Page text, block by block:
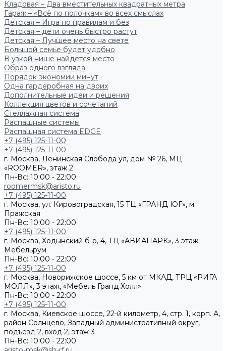
Кладовая – Два вместительных квадратных метра
Гараж – «Всё по полочкам» во всех смыслах
Детская – Игра по правилам и без
Детская – дети очень быстро растут
Детская – Лучшее место на свете
Большой семье будет удобно
В узкой нише найдется место
Образ одного взгляда
Порядок экономии минут
Одна гардеробная на двоих
Дополнительные идеи и решения
Коллекция цветов и сочетаний
Стеллажная система
Распашные системы
Распашная система EDGE
+7 (495) 125-11-00
+7 (495) 125-11-00
г. Москва, Ленинская Слобода ул, дом № 26, МЦ
«ROOMER», этаж 2
Пн-Вс: 10:00 - 22:00
roomermsk@aristo.ru
+7 (495) 125-11-00
г. Москва, ул. Кировоградская, 15 ТЦ «ГРАНД ЮГ», м.
Пражская
Пн-Вс: 10:00 - 22:00
+7 (495) 125-11-00
г. Москва, Ходынский б-р, 4, ТЦ «АВИАПАРК», 3 этаж
Мебельрум
Пн-Вс: 10:00 - 22:00
+7 (495) 125-11-00
г. Москва, Новорижское шоссе, 5 км от МКАД, ТРЦ «РИГА
МОЛЛ», 3 этаж, «Мебель Гранд Холл»
Пн-Вс: 10:00 - 22:00
+7 (495) 125-11-00
г. Москва, Киевское шоссе, 22-й километр, 4, стр. 1, корп. А,
район Солнцево, Западный административный округ,
подъезд 2, вход 2, этаж 3
Пн-Вс: 10:00 - 22:00